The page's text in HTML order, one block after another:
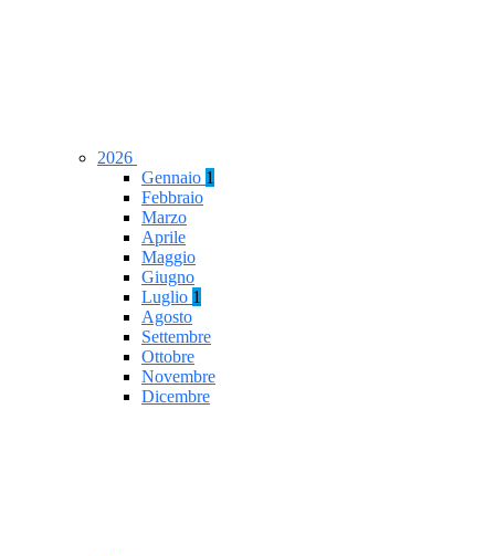
2026
Gennaio 1
Febbraio
Marzo
Aprile
Maggio
Giugno
Luglio 1
Agosto
Settembre
Ottobre
Novembre
Dicembre